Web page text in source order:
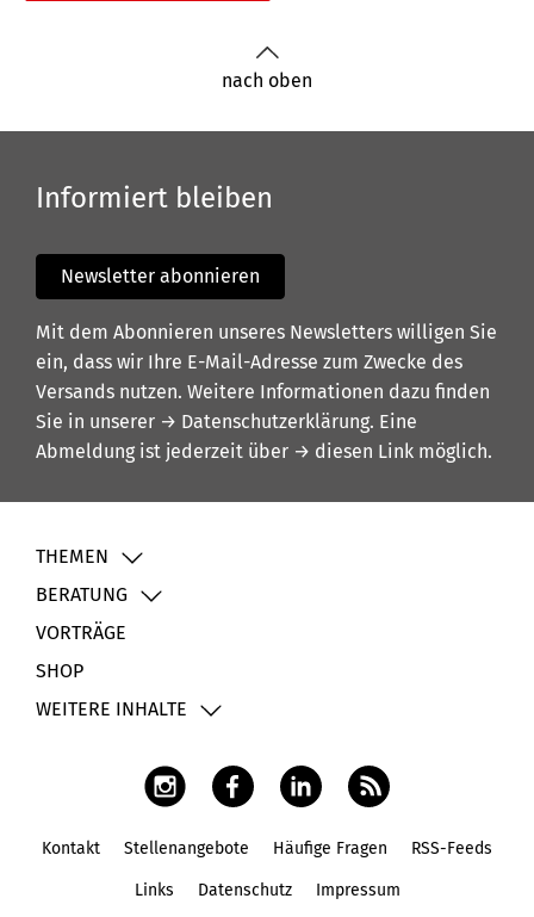
nach oben
Informiert bleiben
Newsletter abonnieren
Mit dem Abonnieren unseres Newsletters willigen Sie
ein, dass wir Ihre E-Mail-Adresse zum Zwecke des
Versands nutzen. Weitere Informationen dazu finden
Sie in unserer → Datenschutzerklärung. Eine
Abmeldung ist jederzeit über → diesen Link möglich.
THEMEN
BERATUNG
VORTRÄGE
SHOP
WEITERE INHALTE
Kontakt Stellenangebote Häufige Fragen RSS-Feeds
Links Datenschutz Impressum